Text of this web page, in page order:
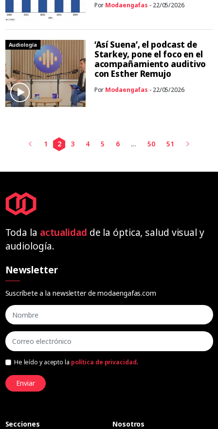
Por Modaengafas - 22/05/2026
Audiología
‘Así Suena’, el podcast de
Starkey, pone el foco en el
acompañamiento auditivo
con Esther Remujo
Por Modaengafas - 22/05/2026
1 2 3 4 5 6 ... 50 51
Toda la actualidad de la óptica, salud visual y
audiología.
Newsletter
Suscríbete a la newsletter de modaengafas.com
He leído y acepto la política de privacidad.
Enviar
Secciones Nosotros